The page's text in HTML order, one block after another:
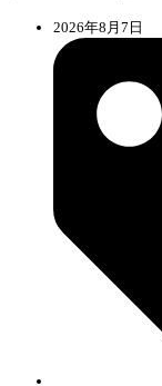
2026年8月7日